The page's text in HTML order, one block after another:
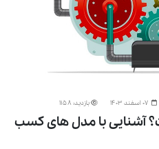
07 اسفند 1403 بازدید: 1158
آشنایی با مدل های کسب